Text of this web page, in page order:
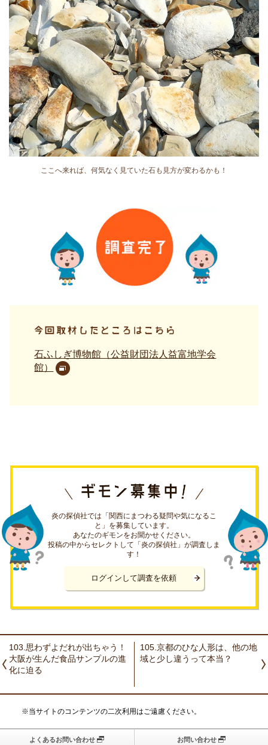
ここへ来れば、何気なく見ていた石も見方が変わるかも！
石ふしぎ博物館（公益財団法人益富地学会
館）
炎の探偵社では「関西にまつわる疑問や気になるこ
と」を募集しています。
あなたのギモンをお聞かせください。
投稿の中からセレクトして「炎の探偵社」が調査しま
す！
ログインして調査を依頼
103.思わずよだれが出ちゃう！
大阪が生んだ食品サンプルの進
化に迫る
105.京都のひな人形は、他の地
域と少し違うって本当？
※当サイトのコンテンツの二次利用はご遠慮ください。
よくあるお問い合わせ お問い合わせ